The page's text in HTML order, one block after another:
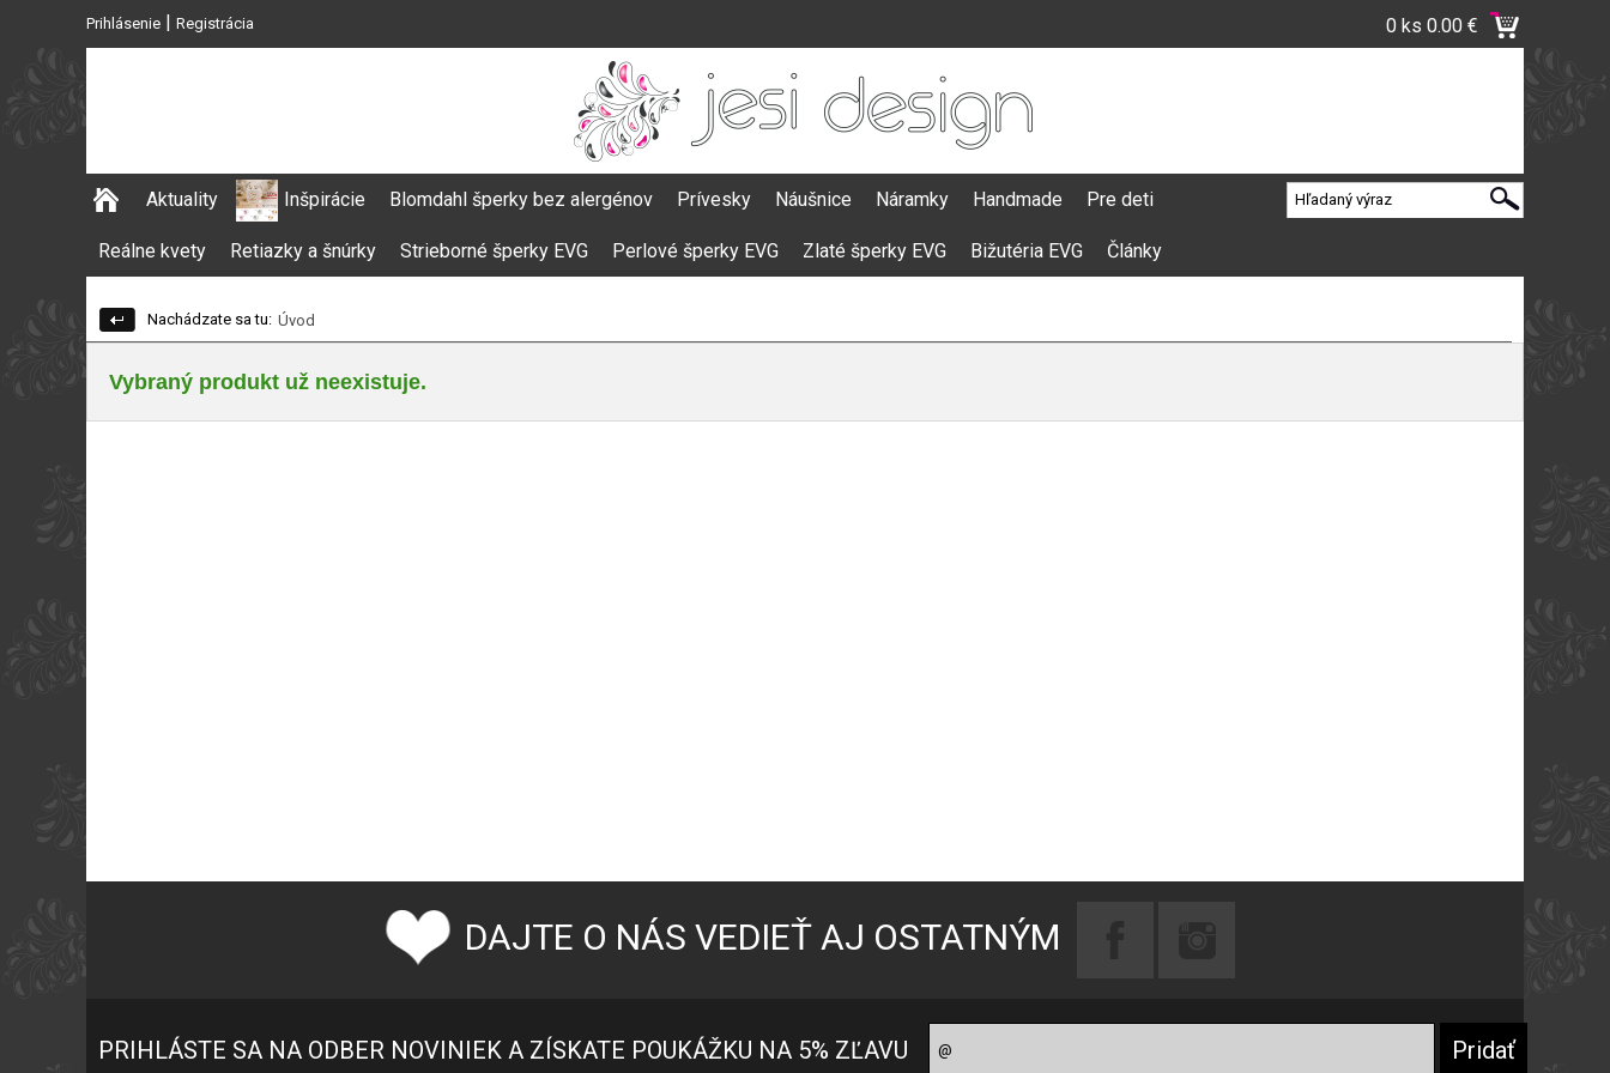
Prihlásenie | Registrácia 0 ks 0.00 €
Aktuality Inšpirácie Blomdahl šperky bez alergénov Prívesky Náušnice Náramky Handmade Pre deti
Reálne kvety Retiazky a šnúrky Strieborné šperky EVG Perlové šperky EVG Zlaté šperky EVG Bižutéria EVG Články
Nachádzate sa tu: Úvod
Vybraný produkt už neexistuje.
DAJTE O NÁS VEDIEŤ AJ OSTATNÝM
PRIHLÁSTE SA NA ODBER NOVINIEK A ZÍSKATE POUKÁŽKU NA 5% ZĽAVU